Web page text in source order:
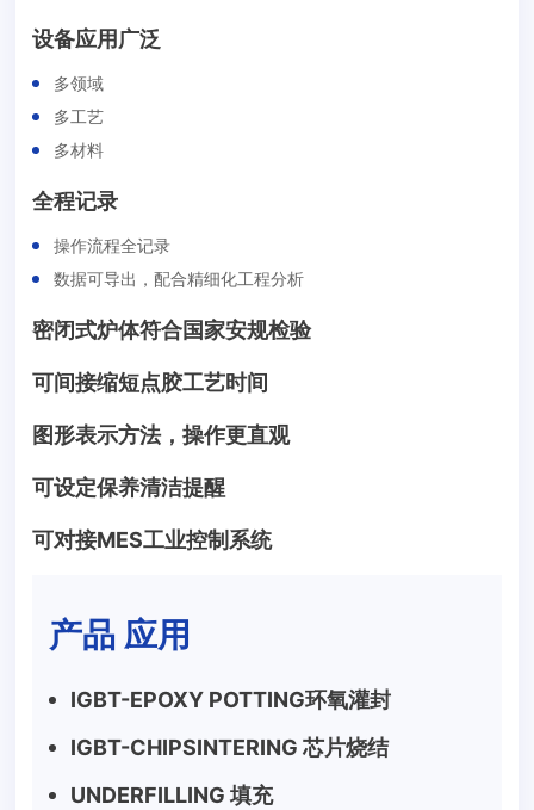
设备应用广泛
多领域
多工艺
多材料
全程记录
操作流程全记录
数据可导出，配合精细化工程分析
密闭式炉体符合国家安规检验
可间接缩短点胶工艺时间
图形表示方法，操作更直观
可设定保养清洁提醒
可对接MES工业控制系统
产品 应用
IGBT-EPOXY POTTING环氧灌封
IGBT-CHIPSINTERING 芯片烧结
UNDERFILLING 填充